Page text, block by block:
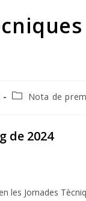
Categoria
Nota de
de 2024
les Jornades